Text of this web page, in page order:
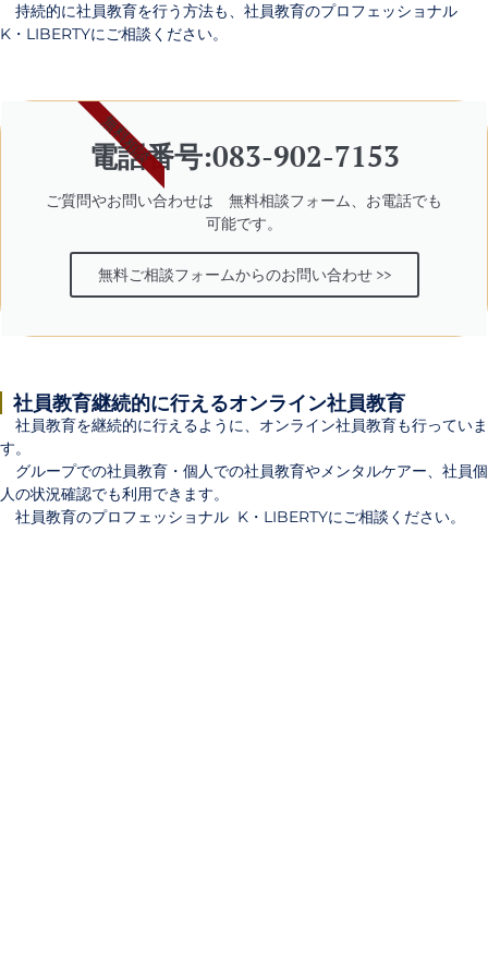
持続的に社員教育を行う方法も、 社員教育のプロフェッショナル
K・LIBERTYにご相談ください。
電話番号:083-902-7153
ご質問やお問い合わせは 無料相談フォーム、お電話でも
可能です。
無料ご相談フォームからのお問い合わせ >>
無料相談
社員教育継続的に行えるオンライン社員教育
社員教育を継続的に行えるように、オンライン社員教育も行っていま
す。
グループでの社員教育・個人での社員教育やメンタルケアー、社員個
人の状況確認でも利用できます。
社員教育のプロフェッショナル K・LIBERTYにご相談ください。